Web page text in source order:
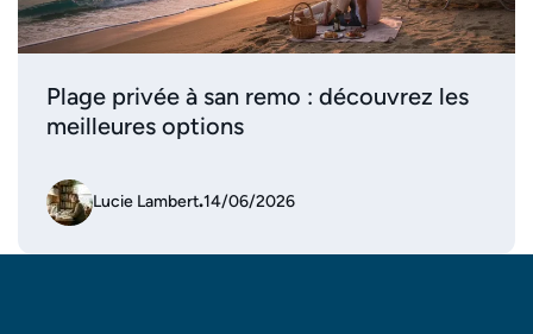
Plage privée à san remo : découvrez les
meilleures options
Lucie Lambert.14/06/2026